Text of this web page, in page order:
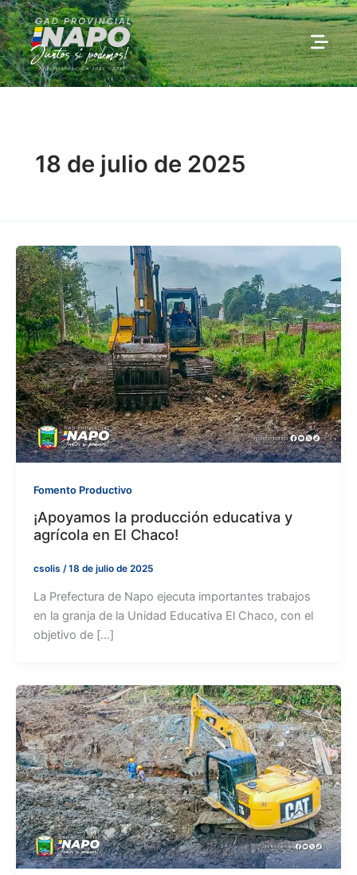
Ir
al
contenido
18 de julio de 2025
Fomento Productivo
¡Apoyamos la producción educativa y
agrícola en El Chaco!
csolis /18 de julio de 2025
La Prefectura de Napo ejecuta importantes trabajos
en la granja de la Unidad Educativa El Chaco, con el
objetivo de […]